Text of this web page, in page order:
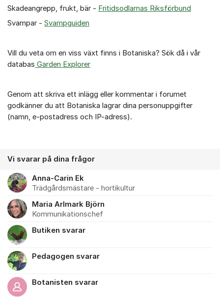
Skadeangrepp, frukt, bär - Fritidsodlarnas Riksförbund
Svampar - Svampguiden
Vill du veta om en viss växt finns i Botaniska? Sök då i vår
databas Garden Explorer
Genom att skriva ett inlägg eller kommentar i forumet
godkänner du att Botaniska lagrar dina personuppgifter
(namn, e-postadress och IP-adress).
Vi svarar på dina frågor
Anna-Carin Ek
Trädgårdsmästare - hortikultur
Maria Arlmark Björn
Kommunikationschef
Butiken svarar
Pedagogen svarar
Botanisten svarar